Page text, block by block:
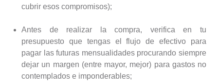
cubrir esos compromisos);
Antes de realizar la compra, verifica en tu
presupuesto que tengas el flujo de efectivo para
pagar las futuras mensualidades procurando siempre
dejar un margen (entre mayor, mejor) para gastos no
contemplados e imponderables;